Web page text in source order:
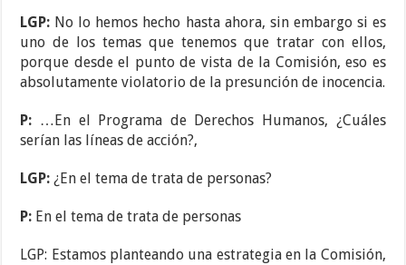
LGP: No lo hemos hecho hasta ahora, sin embargo si es
uno de los temas que tenemos que tratar con ellos,
porque desde el punto de vista de la Comisión, eso es
absolutamente violatorio de la presunción de inocencia.
P: …En el Programa de Derechos Humanos, ¿Cuáles
serían las líneas de acción?,
LGP:¿En el tema de trata de personas?
P: En el tema de trata de personas
LGP: Estamos planteando una estrategia en la Comisión,